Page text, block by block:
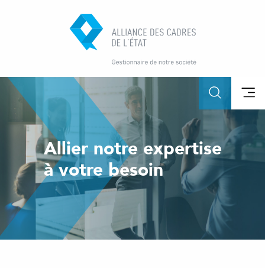
Allier notre expertise
à votre besoin